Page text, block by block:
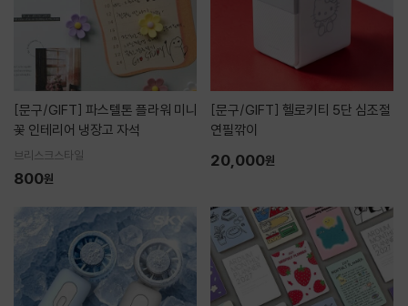
[문구/GIFT]
꽃 인테리어 냉장고 자석
브리스크스타일
800원
[문구/GIFT]
연필깎이
20,000원